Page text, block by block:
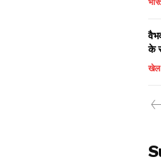
के
खेल